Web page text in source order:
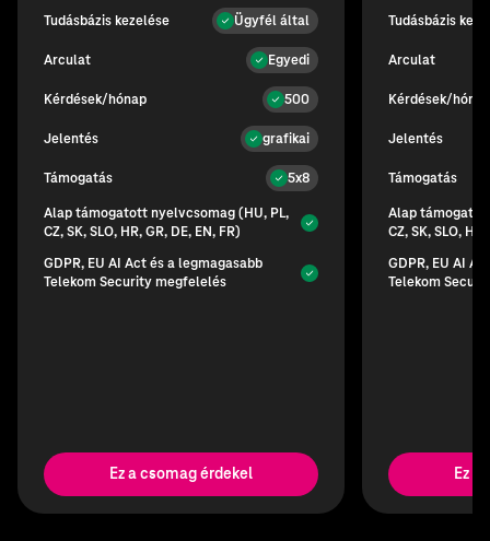
Tudásbázis kezelése Ügyfél által
Arculat Egyedi
Kérdések/hónap 500
Jelentés grafikai
Támogatás 5x8
Alap támogatott nyelvcsomag (HU, PL,
CZ, SK, SLO, HR, GR, DE, EN, FR)
GDPR, EU AI Act és a legmagasabb
Telekom Security megfelelés
Ez a csomag érdekel
Tudásbázis
Arculat
Kérdések/
Jelentés
Támogatás
Alap
CZ, SK, SLO,
GDPR, EU AI
Telekom
Ez a